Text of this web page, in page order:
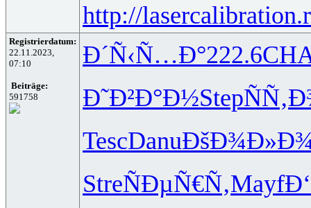
http://
Registrierdatum:
22.11.2023,
07:10
Beiträge:
591758
Ð´Ñ‹Ñ…Ð°222.6
Ð˜Ð²Ð°Ð½Step
TescDanu
StreÑÐµÑ€Ñ‚Mayf